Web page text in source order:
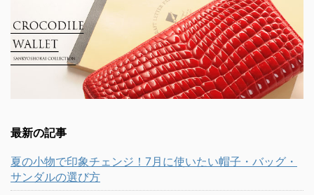
最新の記事
夏の小物で印象チェンジ！7月に使いたい帽子・バッグ・
サンダルの選び方